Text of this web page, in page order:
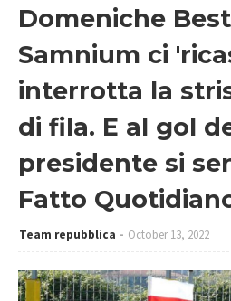
Domeniche
Samnium ci
interrotta la
di fila. E al gol
presidente si
Fatto
Team repubblica October 13, 2022